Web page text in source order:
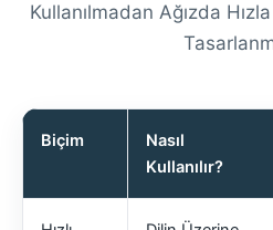
Kullanılmadan Ağızda
Biçim
Nasıl
Kullanılır?